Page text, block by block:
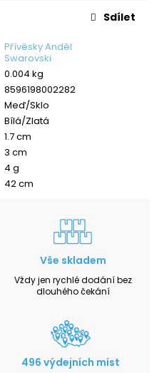
Přívěsky Anděl
Swarovski
0.004 kg
8596198002282
Meď/Sklo
Bílá/Zlatá
1.7 cm
3 cm
4 g
42 cm
Sdílet
Vše skladem
Vždy jen rychlé dodání bez
dlouhého čekání
496 výdejních míst